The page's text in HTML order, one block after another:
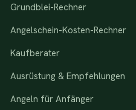
Grundblei-Rechner
Angelschein-Kosten-Rechner
Kaufberater
Ausrüstung & Empfehlungen
Angeln für Anfänger